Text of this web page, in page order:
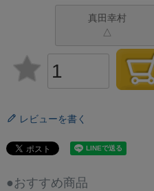
真田幸村
△
レビューを書く
●おすすめ商品